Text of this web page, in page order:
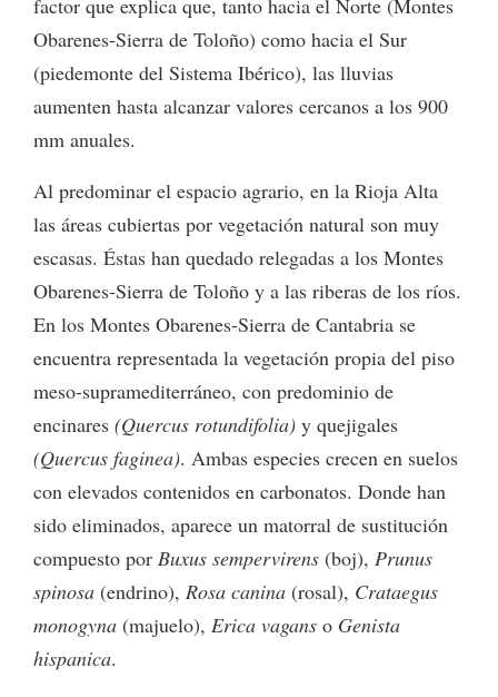
factor que explica que, tanto hacia el Norte (Montes
Obarenes-Sierra de Toloño) como hacia el Sur
(piedemonte del Sistema Ibérico), las lluvias
aumenten hasta alcanzar valores cercanos a los 900
mm anuales.
Al predominar el espacio agrario, en la Rioja Alta
las áreas cubiertas por vegetación natural son muy
escasas. Éstas han quedado relegadas a los Montes
Obarenes-Sierra de Toloño y a las riberas de los ríos.
En los Montes Obarenes-Sierra de Cantabria se
encuentra representada la vegetación propia del piso
meso-supramediterráneo, con predominio de
encinares (Quercus rotundifolia) y quejigales
(Quercus faginea). Ambas especies crecen en suelos
con elevados contenidos en carbonatos. Donde han
sido eliminados, aparece un matorral de sustitución
compuesto por Buxus sempervirens (boj), Prunus
spinosa (endrino), Rosa canina (rosal), Crataegus
monogyna (majuelo), Erica vagans o Genista
hispanica.